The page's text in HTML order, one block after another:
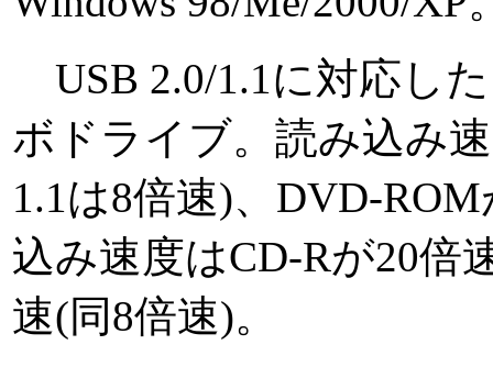
USB 2.0/1.1に対応し
ボドライブ。読み込み
1.1は8倍速)、DVD-
込み速度はCD-Rが20倍
速(同8倍速)。